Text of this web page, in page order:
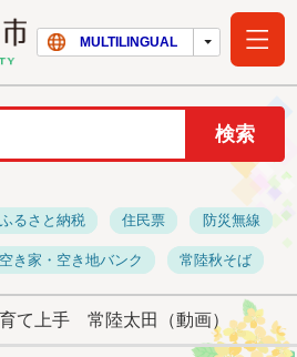
常陸太田市ホー
MULTILINGUAL
ふるさと納税 住民票 防災無線
空き家・空き地バンク 常陸秋そば
て上手 常陸太田（動画）